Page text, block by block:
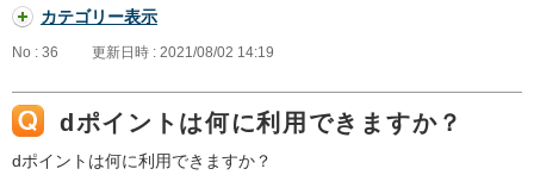
カテゴリー表示
No : 36 更新日時 : 2021/08/02 14:19
dポイントは何に利用できますか？
dポイントは何に利用できますか？